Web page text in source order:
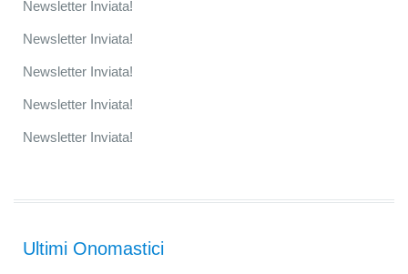
Newsletter Inviata!
Newsletter Inviata!
Newsletter Inviata!
Newsletter Inviata!
Newsletter Inviata!
Ultimi Onomastici